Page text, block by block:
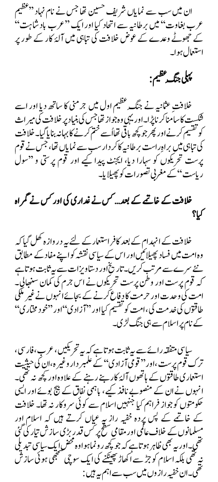
ان میں سب سے نمایاں شریف حسین تھا جس نے نام نہاد ’’عظیم
عرب بغاوت‘‘ میں برطانیہ سے اتحاد کیا اور ایک ’’عرب بادشاہت‘‘
کے جھوٹے وعدے کے عوض خلافت کی تباہی میں آلۂ کار کے طور پر
استعمال ہوا۔
پہلی جنگِ عظیم:
خلافتِ عثمانیہ نے جنگِ عظیم اول میں جرمنی کا ساتھ دیا اور اسے
شکست کا سامنا کرنا پڑا۔ اور یہی وہ جواز تھا جس کی بنیاد پر خلافتکی میراث
کو تقسیم کرنے اور پھر جو کچھ باقی تھا اُسے ختم کرنے کا بہانہ بنایا گیا۔ خلافت
کی تباہی میں براہِ راست برطانیہ کا کردار سب سے نمایاں تھا، جس نے قوم
پرست تحریکوں کو سہارا دیا، ایجنٹ پیدا کیے اور قوم پرستی و ’’سول
ریاست‘‘ کے مغربی تصورات کو پھیلایا۔
خلافت کے خاتمے کے بعد… کس نے غداری کی اور کس نے گمراہ
کیا؟
خلافت کے انہدام کے بعد کافر استعمار کے لئے یہ دروازہ کھل گیا کہ
وہ امت میں فساد پھیلائیں اور اس کے سیاسی نقشہ کو اپنے مفاد کے مطابق
نئے سرے سے مرتب کریں۔ تاریخ اور دستاویزات سے یہ ثابت ہوتا ہے
کہ قوم پرست اور وطن پرست تحریکوں نے اس جرم کی کمان سنبھالی ۔
امت کی وحدت اور حرمت کا دفاع کرنے کے بجائے انہوں نے غیر ملکی
طاقتوں کی خدمت کی، امت کو تقسیم کیا اور ’’آزادی‘‘ اور ’’خودمختاری‘‘
کے نام پر اسلام سے ہی جنگ لڑی۔
سیاسی متفقہ رائے سے یہ ثابت ہوتا ہے کہ یہ تحریکیں، عرب، فارسی،
ترک قوم پرست، اور ’’قومی آزادی‘‘ کے علمبردار وغیرہ، ان کی حیثیت
استعماری طاقتوں کے ہاتھوں آلۂ کاربنے رہنے کے علاوہ اور کچھ نہ تھی۔
انہوں نے ان کے منصوبے نافذ کیے، باہمی نفاق کے بیج بوئے اور ایسی
حکومتوں کو جواز فراہم کیا جنہیں اسلام سے کوئی سروکار نہ تھا۔ خلافت
کے خاتمے کے پس پردہ خفیہ راز یہ عیاں کرتے ہیں کہ اسلام اور
مسلمانوں کے خلاف عالمی اور مقامی سطح پر کس قدر بڑی سازش تیار کی گئی
تھی۔ اور یہ بھی ظاہر ہوتا ہے کہ جو کچھ رونما ہوا وہ محض ایک سیاسی تبدیلی
نہ تھی بلکہ اسلام کو جڑ سے اکھاڑ پھینکنے کی ایک سوچی سمجھی ہوئی سازش
تھی۔ ان خفیہ رازوں میں سب سے اہم یہ ہیں :